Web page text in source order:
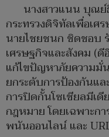
นางสาวแนน บุณย์
กระทรวงดิจิทัลเพื่อเศ
นายไชยชนก ชิดชอบ
เศรษฐกิจและสังคม (
แก้ไขปัญหาภัยความมั่
ยกระดับการป้องกันแ
การปิดกั้นโซเชียลมีเดี
กฎหมาย โดยเฉพาะก
พนันออนไลน์ และ